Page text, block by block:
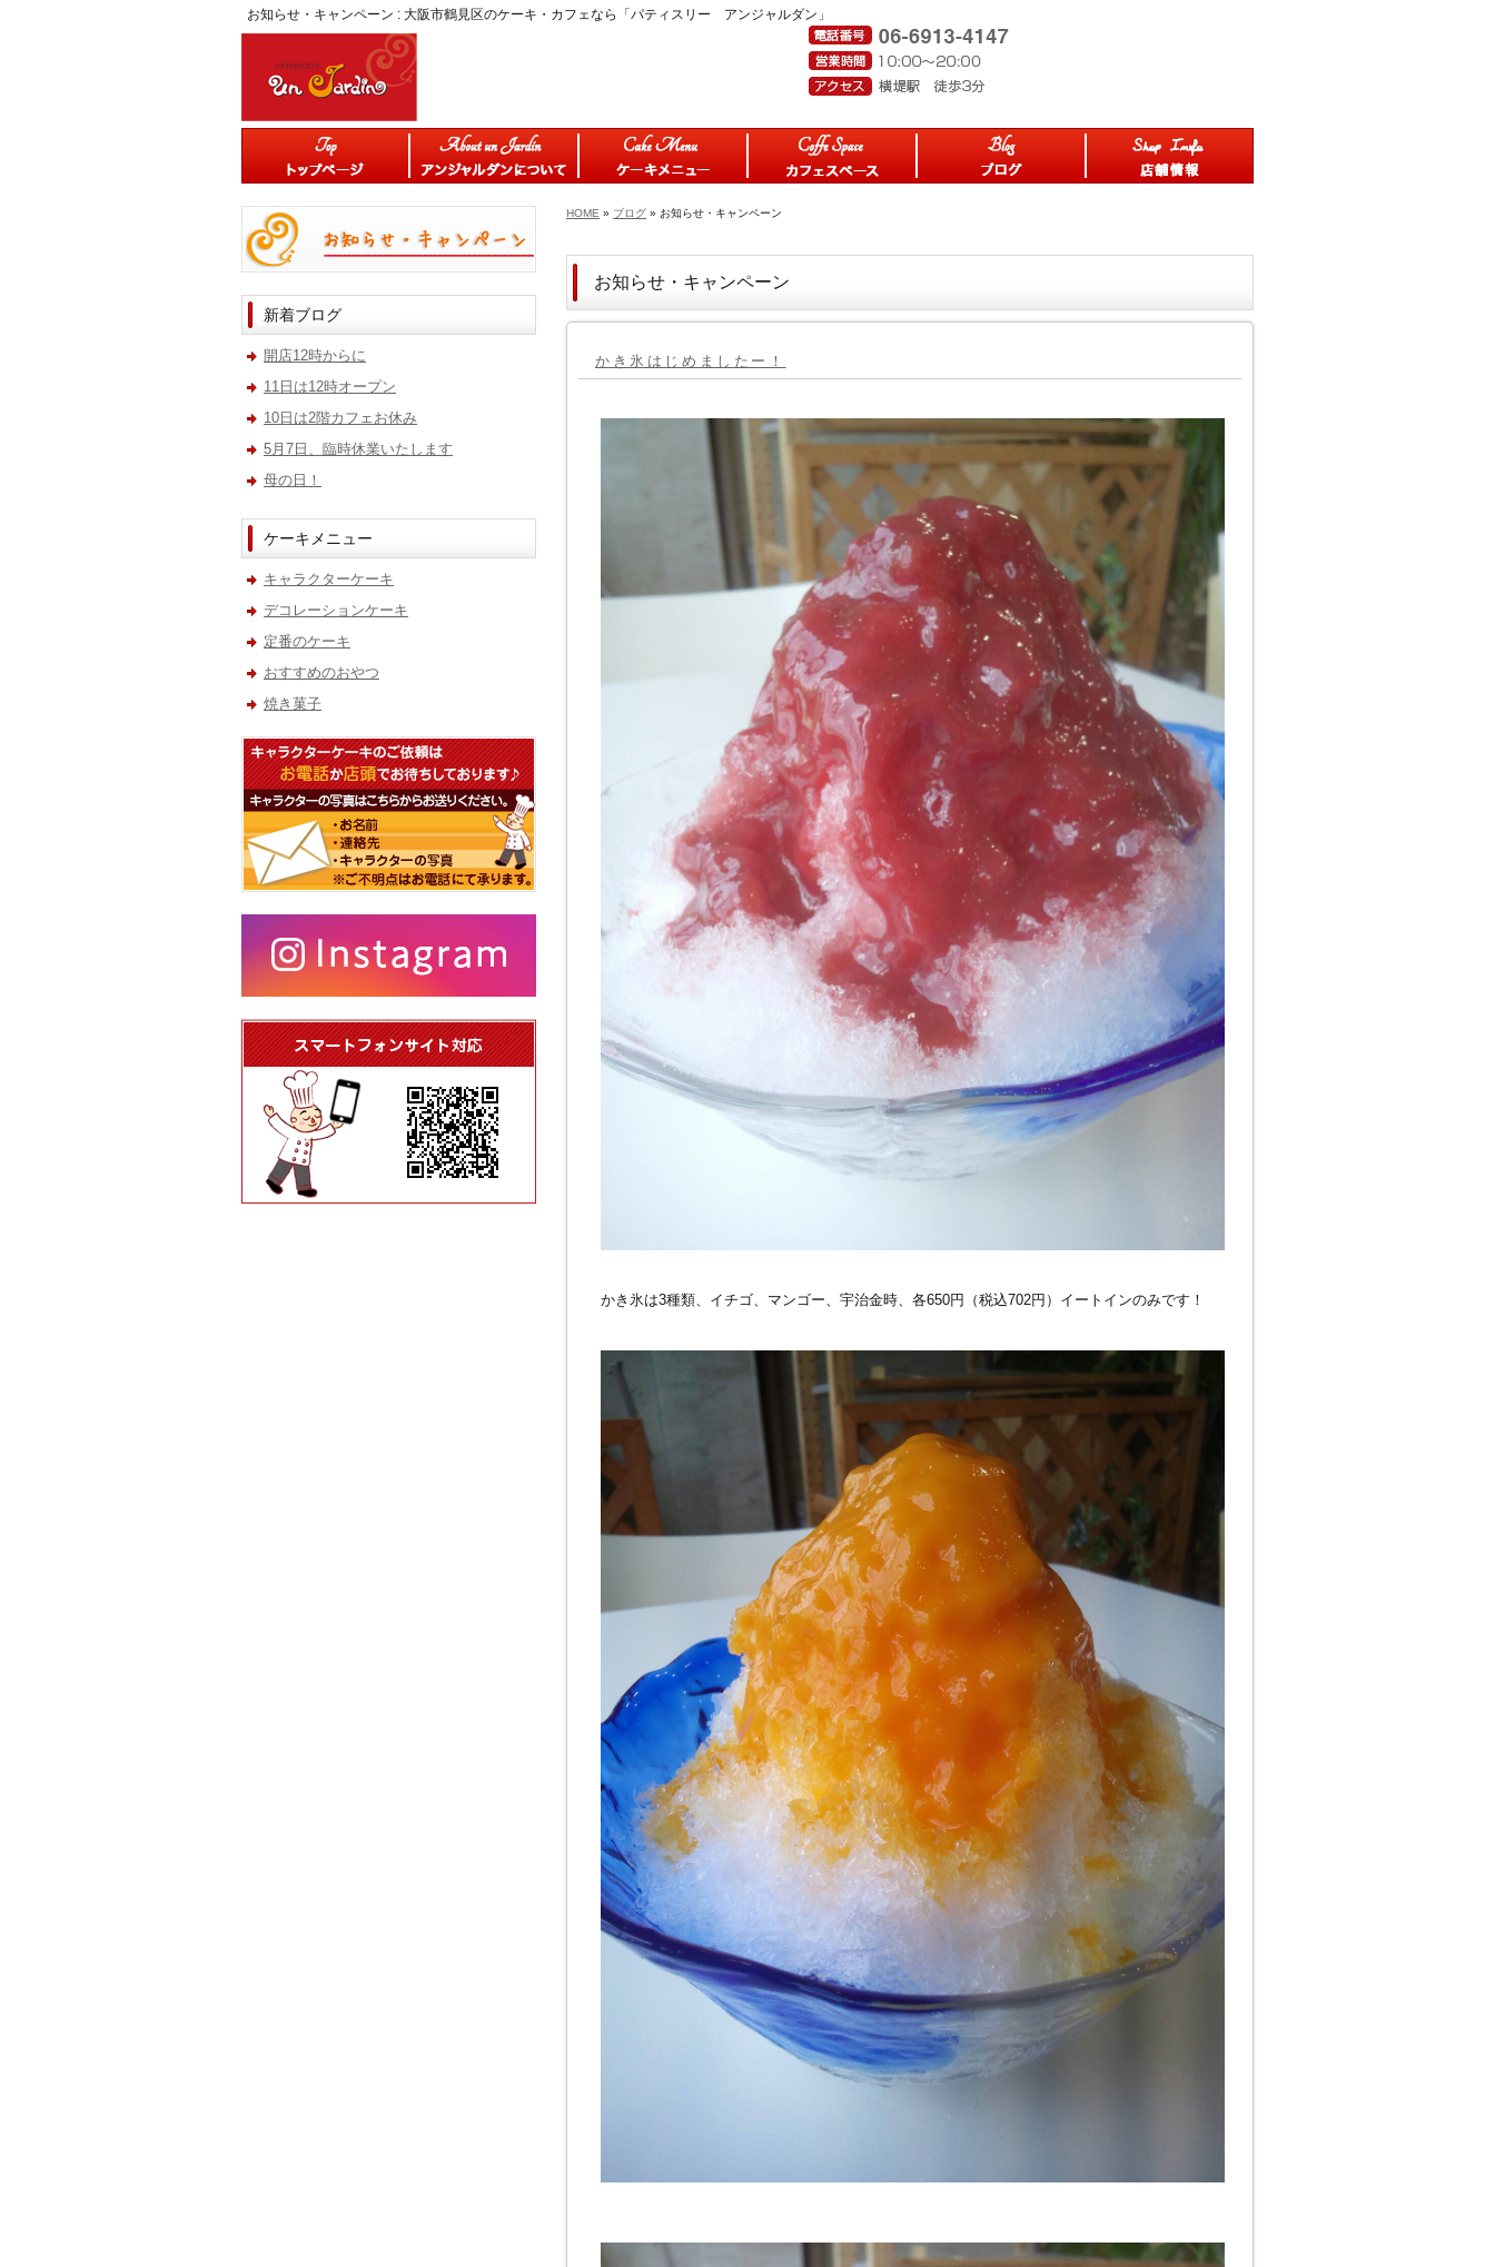
お知らせ・キャンペーン : 大阪市鶴見区のケーキ・カフェなら「パティスリー アンジャルダン」
HOME » ブログ » お知らせ・キャンペーン
お知らせ・キャンペーン
かき氷はじめましたー！
かき氷は3種類、イチゴ、マンゴー、宇治金時、各650円（税込702円）イートインのみです！
新着ブログ
開店12時からに
11日は12時オープン
10日は2階カフェお休み
5月7日、臨時休業いたします
母の日！
ケーキメニュー
キャラクターケーキ
デコレーションケーキ
定番のケーキ
おすすめのおやつ
焼き菓子